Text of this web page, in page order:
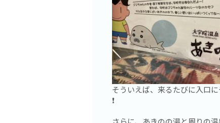
そういえば、来るたびに入口
❗️